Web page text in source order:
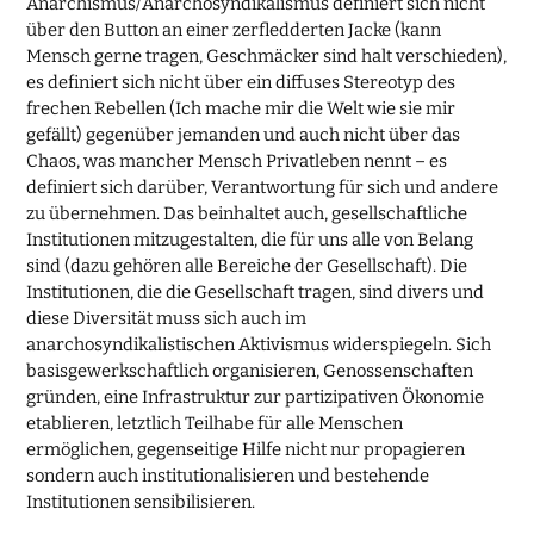
über den Button an einer zerfledderten Jacke (kann
Mensch gerne tragen, Geschmäcker sind halt verschieden),
es definiert sich nicht über ein diffuses Stereotyp des
frechen Rebellen (Ich mache mir die Welt wie sie mir
gefällt) gegenüber jemanden und auch nicht über das
Chaos, was mancher Mensch Privatleben nennt – es
definiert sich darüber, Verantwortung für sich und andere
zu übernehmen. Das beinhaltet auch, gesellschaftliche
Institutionen mitzugestalten, die für uns alle von Belang
sind (dazu gehören alle Bereiche der Gesellschaft). Die
Institutionen, die die Gesellschaft tragen, sind divers und
diese Diversität muss sich auch im
anarchosyndikalistischen Aktivismus widerspiegeln. Sich
basisgewerkschaftlich organisieren, Genossenschaften
gründen, eine Infrastruktur zur partizipativen Ökonomie
etablieren, letztlich Teilhabe für alle Menschen
ermöglichen, gegenseitige Hilfe nicht nur propagieren
sondern auch institutionalisieren und bestehende
Institutionen sensibilisieren.